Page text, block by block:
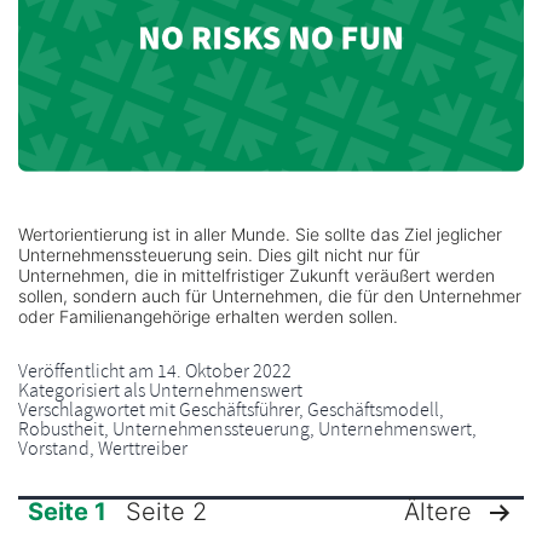
Wertorientierung ist in aller Munde. Sie sollte das Ziel jeglicher
Unternehmenssteuerung sein. Dies gilt nicht nur für
Unternehmen, die in mittelfristiger Zukunft veräußert werden
sollen, sondern auch für Unternehmen, die für den Unternehmer
oder Familienangehörige erhalten werden sollen.
Veröffentlicht am 14. Oktober 2022
Kategorisiert alsUnternehmenswert
Verschlagwortet mitGeschäftsführer, Geschäftsmodell,
Robustheit, Unternehmenssteuerung, Unternehmenswert,
Vorstand,Werttreiber
Seite 1 Seite 2 Ältere